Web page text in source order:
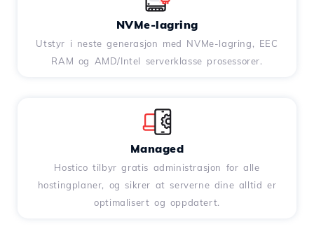
NVMe-lagring
Utstyr i neste generasjon med NVMe-lagring, EEC
RAM og AMD/Intel serverklasse prosessorer.
Managed
Hostico tilbyr gratis administrasjon for alle
hostingplaner, og sikrer at serverne dine alltid er
optimalisert og oppdatert.